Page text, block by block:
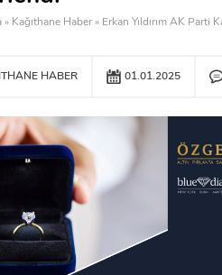
» Kağıthane Haber » Erkan Yıldırım AK Parti
HABER 01.01.2025